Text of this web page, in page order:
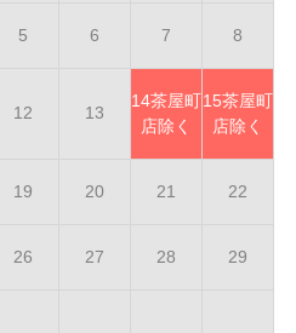
5 6 7 8
12 13
14茶屋町
店除く
15茶屋町
店除く
19 20 21 22
26 27 28 29